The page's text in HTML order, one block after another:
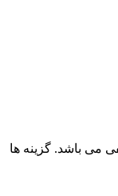
می باشد. گزینه ها